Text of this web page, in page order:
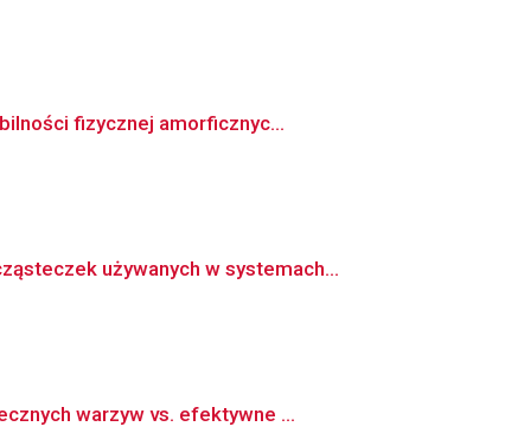
fizycznej amorficznyc...
używanych w systemach...
warzyw vs. efektywne ...